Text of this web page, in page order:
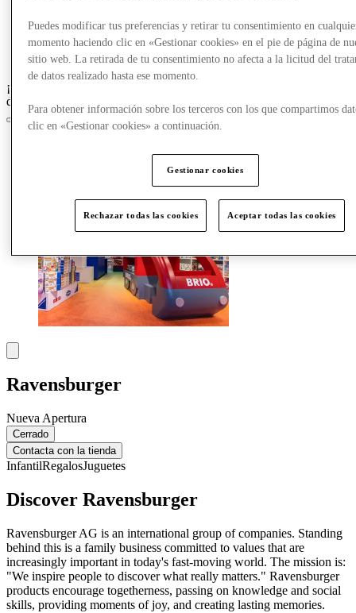
Tarjetas regalo
Más
¡Crazy Days, acceso anticipado el 25 de marzo para los miembros
del Club!
Ravensburger
Nueva Apertura
Cerrado
Contacta con la tienda
InfantilRegalosJuguetes
Discover Ravensburger
Ravensburger AG is an international group of companies. Standing
behind this is a family business committed to values that are
increasingly important in today's fast-moving world. The mission is:
"We inspire people to discover what really matters." Ravensburger
products encourage togetherness, passing on knowledge and social
skills, providing moments of joy, and creating lasting memories.
Puedes modificar tus preferencias y retirar tu consentimiento en
momento haciendo clic en «Gestionar cookies» en el pie de página de
sitio web. La retirada de tu consentimiento no afecta a la licitud del
de datos realizado hasta ese momento.
Para obtener información sobre los terceros con los que compartimos
clic en «Gestionar cookies» a continuación.
Gestionar cookies
Rechazar todas las cookies Aceptar todas las cookies